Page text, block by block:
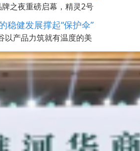
之夜重磅启幕，精灵2号
稳健发展撑起“保护伞”
以产品力筑就有温度的美